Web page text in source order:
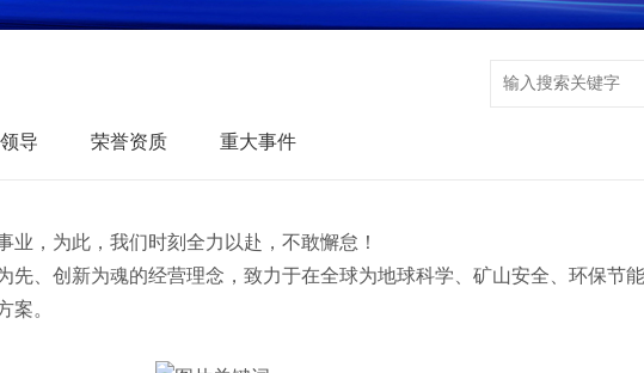
导 荣誉资质 重大事件
业，为此，我们时刻全力以赴，不敢懈怠！
先、创新为魂的经营理念，致力于在全球为地球科学、矿山安全、环保节
案。